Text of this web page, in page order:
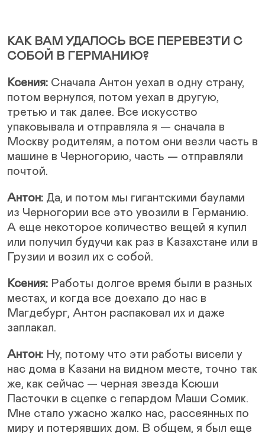
КАК ВАМ УДАЛОСЬ ВСЕ ПЕРЕВЕЗТИ С
СОБОЙ В ГЕРМАНИЮ?
Ксения: Сначала Антон уехал в одну страну,
потом вернулся, потом уехал в другую,
третью и так далее. Все искусство
упаковывала и отправляла я — сначала в
Москву родителям, а потом они везли часть в
машине в Черногорию, часть — отправляли
почтой.
Антон: Да, и потом мы гигантскими баулами
из Черногории все это увозили в Германию.
А еще некоторое количество вещей я купил
или получил будучи как раз в Казахстане или в
Грузии и возил их с собой.
Ксения: Работы долгое время были в разных
местах, и когда все доехало до нас в
Магдебург, Антон распаковал их и даже
заплакал.
Антон: Ну, потому что эти работы висели у
нас дома в Казани на видном месте, точно так
же, как сейчас — черная звезда Ксюши
Ласточки в сцепке с гепардом Маши Сомик.
Мне стало ужасно жалко нас, рассеянных по
миру и потерявших дом. В общем, я был еще